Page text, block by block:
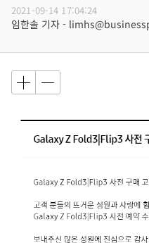
2021-09-14 17:04:24
임한솔 기자 -